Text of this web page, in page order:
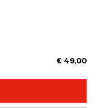
€ 49,00